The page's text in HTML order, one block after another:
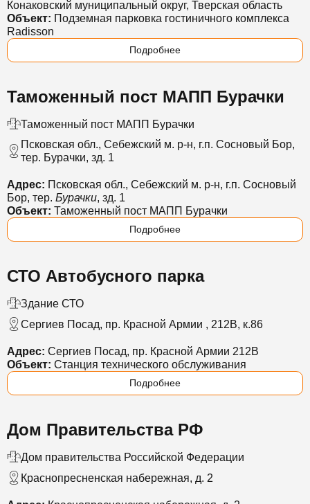
Конаковский муниципальный округ, Тверская область
Объект: Подземная парковка гостиничного комплекса
Radisson
Подробнее
Таможенный пост МАПП Бурачки
Таможенный пост МАПП Бурачки
Псковская обл., Себежский м. р-н, г.п. Сосновый Бор,
тер. Бурачки, зд. 1
Адрес: Псковская обл., Себежский м. р-н, г.п. Сосновый
Бор, тер. Бурачки, зд. 1
Объект: Таможенный пост МАПП Бурачки
Подробнее
СТО Автобусного парка
Здание СТО
Сергиев Посад, пр. Красной Армии , 212В, к.86
Адрес: Сергиев Посад, пр. Красной Армии 212В
Объект: Станция технического обслуживания
Подробнее
Дом Правительства РФ
Дом правительства Российской Федерации
Краснопресненская набережная, д. 2